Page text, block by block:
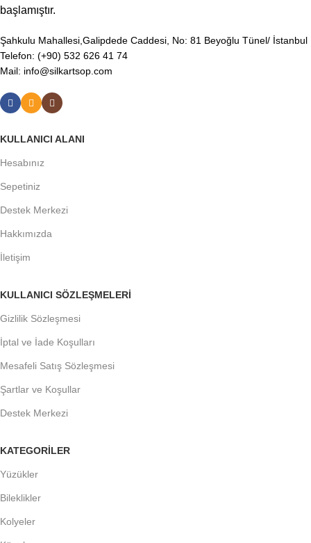
başlamıştır.
Şahkulu Mahallesi,Galipdede Caddesi, No: 81 Beyoğlu Tünel/ İstanbul
Telefon: (+90) 532 626 41 74
Mail: info@silkartsop.com
KULLANICI ALANI
Hesabınız
Sepetiniz
Destek Merkezi
Hakkımızda
İletişim
KULLANICI SÖZLEŞMELERİ
Gizlilik Sözleşmesi
İptal ve İade Koşulları
Mesafeli Satış Sözleşmesi
Şartlar ve Koşullar
Destek Merkezi
KATEGORİLER
Yüzükler
Bileklikler
Kolyeler